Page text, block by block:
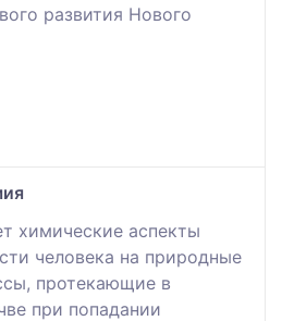
развития Нового
химические аспекты
человека на природные
протекающие в
при попадании